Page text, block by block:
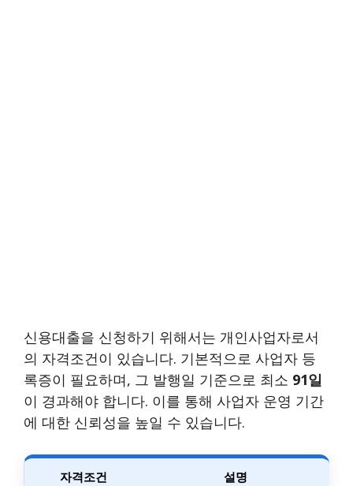
신용대출을 신청하기 위해서는 개인사업자로서
의 자격조건이 있습니다. 기본적으로 사업자 등
록증이 필요하며, 그 발행일 기준으로 최소 91일
이 경과해야 합니다. 이를 통해 사업자 운영 기간
에 대한 신뢰성을 높일 수 있습니다.
자격조건 설명